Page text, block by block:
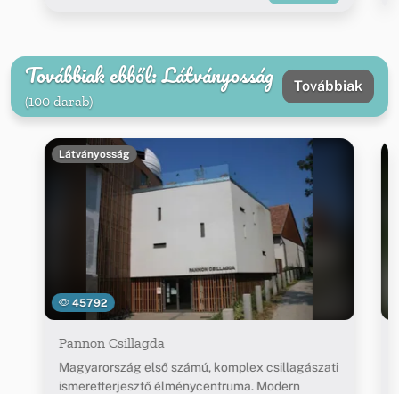
Továbbiak ebből: Látványosság
(100 darab)
Továbbiak
45792
Látványosság
Pannon Csillagda
Magyarország első számú, komplex csillagászati
ismeretterjesztő élménycentruma. Modern